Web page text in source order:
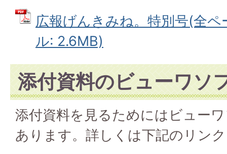
広報げんきみね。特別号(全
ル: 2.6MB)
添付資料のビューワソ
添付資料を見るためにはビュー
あります。詳しくは下記のリン